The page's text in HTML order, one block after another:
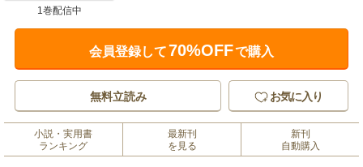
1巻配信中
会員登録して70%OFFで購入
無料立読み お気に入り
小説・実用書
ランキング
最新刊
を見る
新刊
自動購入